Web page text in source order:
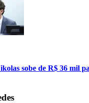
sobe de R$ 36 mil